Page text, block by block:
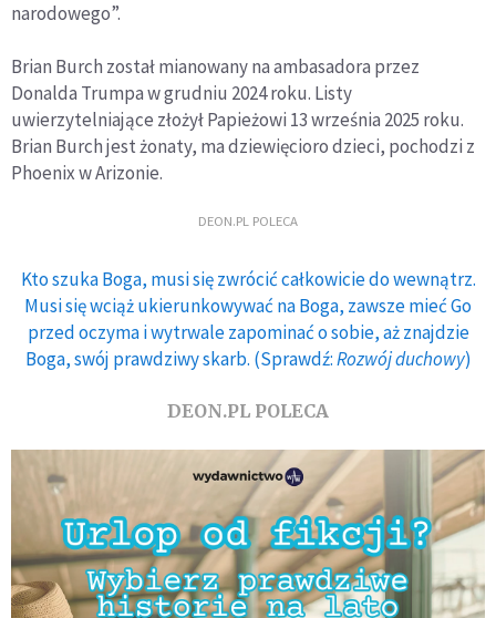
narodowego”.
Brian Burch został mianowany na ambasadora przez
Donalda Trumpa w grudniu 2024 roku. Listy
uwierzytelniające złożył Papieżowi 13 września 2025 roku.
Brian Burch jest żonaty, ma dziewięcioro dzieci, pochodzi z
Phoenix w Arizonie.
DEON.PL POLECA
Kto szuka Boga, musi się zwrócić całkowicie do wewnątrz.
Musi się wciąż ukierunkowywać na Boga, zawsze mieć Go
przed oczyma i wytrwale zapominać o sobie, aż znajdzie
Boga, swój prawdziwy skarb. (Sprawdź:Rozwój duchowy)
DEON.PL POLECA